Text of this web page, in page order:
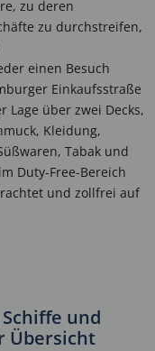
zu deren
zu durchstreifen,
einen Besuch
Einkaufsstraße
über zwei Decks,
Kleidung,
Tabak und
Duty-Free-Bereich
und zollfrei auf
Schiffe und
Übersicht